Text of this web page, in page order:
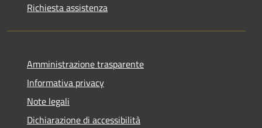
Richiesta assistenza
Amministrazione trasparente
Informativa privacy
Note legali
Dichiarazione di accessibilità